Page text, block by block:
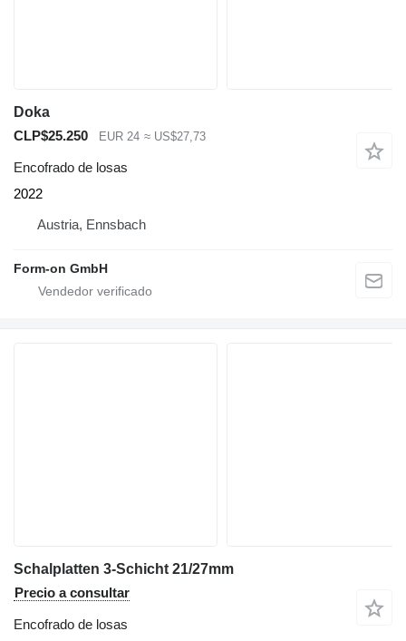
Doka
CLP$25.250
EUR 24 ≈ US$27,73
Encofrado de losas
2022
Austria, Ennsbach
Form-on GmbH
Schalplatten 3-Schicht 21/27mm
Precio a consultar
Encofrado de losas